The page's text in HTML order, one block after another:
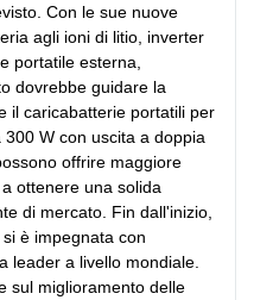
Con le sue nuove
agli ioni di litio, inverter
portatile esterna,
dovrebbe guidare la
il caricabatterie portatili per
W con uscita a doppia
offrire maggiore
ottenere una solida
di mercato. Fin dall'inizio,
è impegnata con
leader a livello mondiale.
sul miglioramento delle